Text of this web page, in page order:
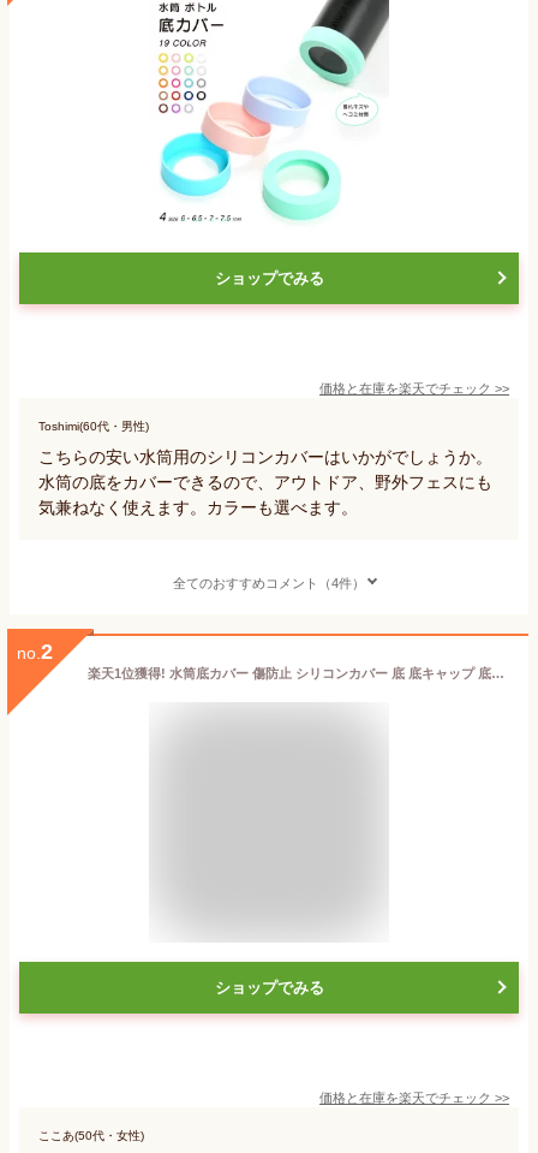
ショップでみる
価格と在庫を楽天でチェック >>
Toshimi(60代・男性)
こちらの安い水筒用のシリコンカバーはいかがでしょうか。
水筒の底をカバーできるので、アウトドア、野外フェスにも
気兼ねなく使えます。カラーも選べます。
全てのおすすめコメント（4件）
no. 2
楽天1位獲得! 水筒底カバー 傷防止 シリコンカバー 底 底キャップ 底カバー ボトル底 保護カバー サーモス水筒用 魔法瓶 タンブラー 滑り止め 底補強 底抜け 65mm 70mm 75mm 80mm 85mm キズ防止 ボトルカバー 底 補強 子供 キッズ 学生【TKG】●3点購入で1点おまけ！●
ショップでみる
価格と在庫を楽天でチェック >>
ここあ(50代・女性)